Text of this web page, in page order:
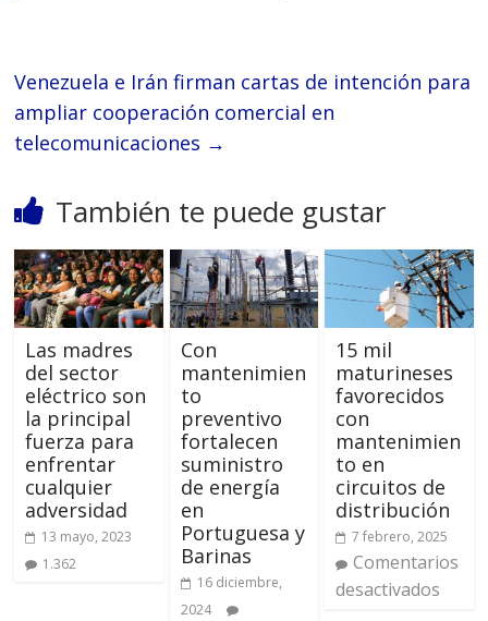
Venezuela e Irán firman cartas de intención para
ampliar cooperación comercial en
telecomunicaciones →
También te puede gustar
Las madres
del sector
eléctrico son
la principal
fuerza para
enfrentar
cualquier
adversidad
13 mayo, 2023
1.362
Con
mantenimien
to
preventivo
fortalecen
suministro
de energía
en
Portuguesa y
Barinas
16 diciembre,
2024
15 mil
maturineses
favorecidos
con
mantenimien
to en
circuitos de
distribución
7 febrero, 2025
Comentarios
desactivados